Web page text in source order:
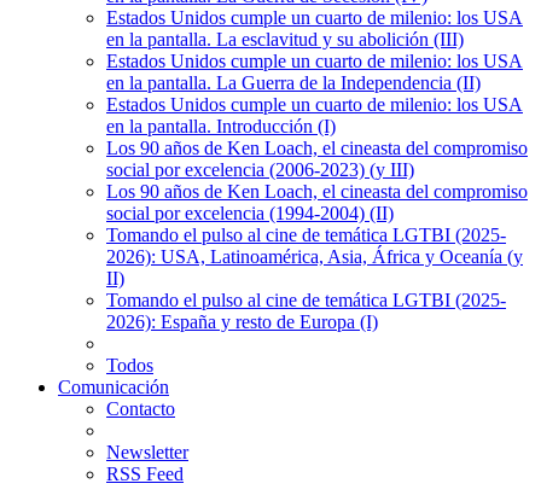
Estados Unidos cumple un cuarto de milenio: los USA
en la pantalla. La esclavitud y su abolición (III)
Estados Unidos cumple un cuarto de milenio: los USA
en la pantalla. La Guerra de la Independencia (II)
Estados Unidos cumple un cuarto de milenio: los USA
en la pantalla. Introducción (I)
Los 90 años de Ken Loach, el cineasta del compromiso
social por excelencia (2006-2023) (y III)
Los 90 años de Ken Loach, el cineasta del compromiso
social por excelencia (1994-2004) (II)
Tomando el pulso al cine de temática LGTBI (2025-
2026): USA, Latinoamérica, Asia, África y Oceanía (y
II)
Tomando el pulso al cine de temática LGTBI (2025-
2026): España y resto de Europa (I)
Todos
Comunicación
Contacto
Newsletter
RSS Feed